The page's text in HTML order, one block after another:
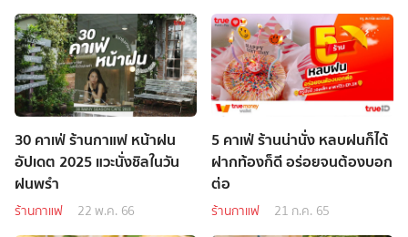
30 คาเฟ่ ร้านกาแฟ หน้าฝน
อัปเดต 2025 แวะนั่งชิลในวัน
ฝนพรำ
ร้านกาแฟ 22 พ.ค. 66
5 คาเฟ่ ร้านน่านั่ง หลบฝนก็ได้
ฝากท้องก็ดี อร่อยจนต้องบอก
ต่อ
ร้านกาแฟ 21 ก.ค. 65